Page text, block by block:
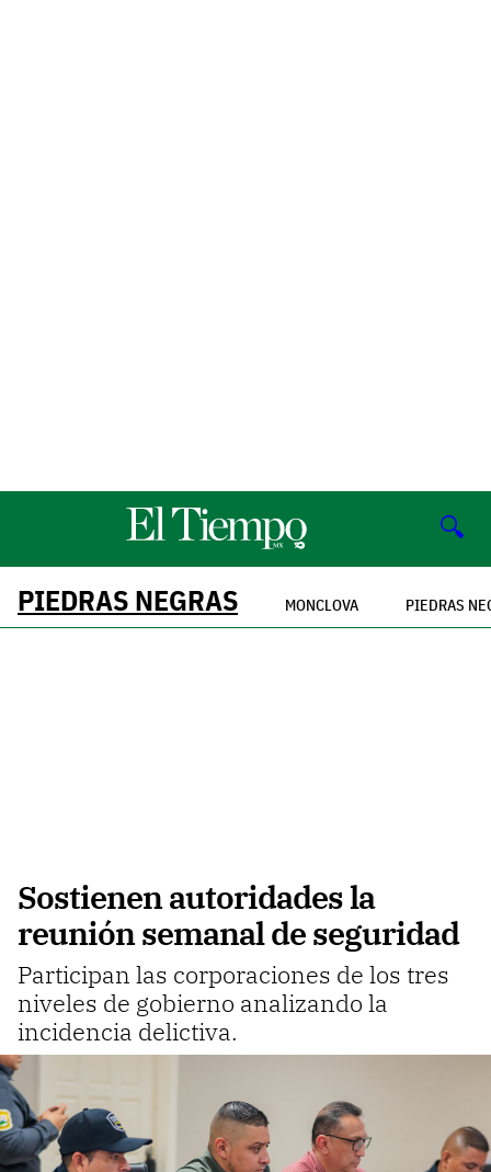
🔍
PIEDRAS NEGRAS MONCLOVA PIEDRAS
Sostienen autoridades la
reunión semanal de seguridad
Participan las corporaciones de los tres
niveles de gobierno analizando la
incidencia delictiva.